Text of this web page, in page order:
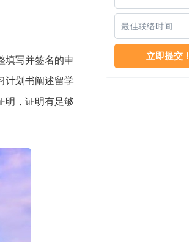
填写并签名的申
计划书阐述留学
明，证明有足够
最佳联络时间